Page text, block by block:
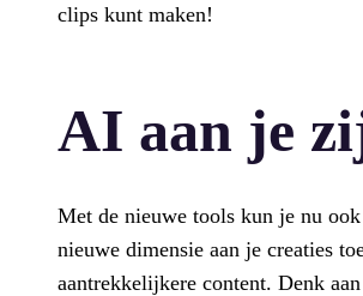
clips kunt maken!
AI aan je
Met de nieuwe tools kun je nu
nieuwe dimensie aan je creaties
aantrekkelijkere content. Denk